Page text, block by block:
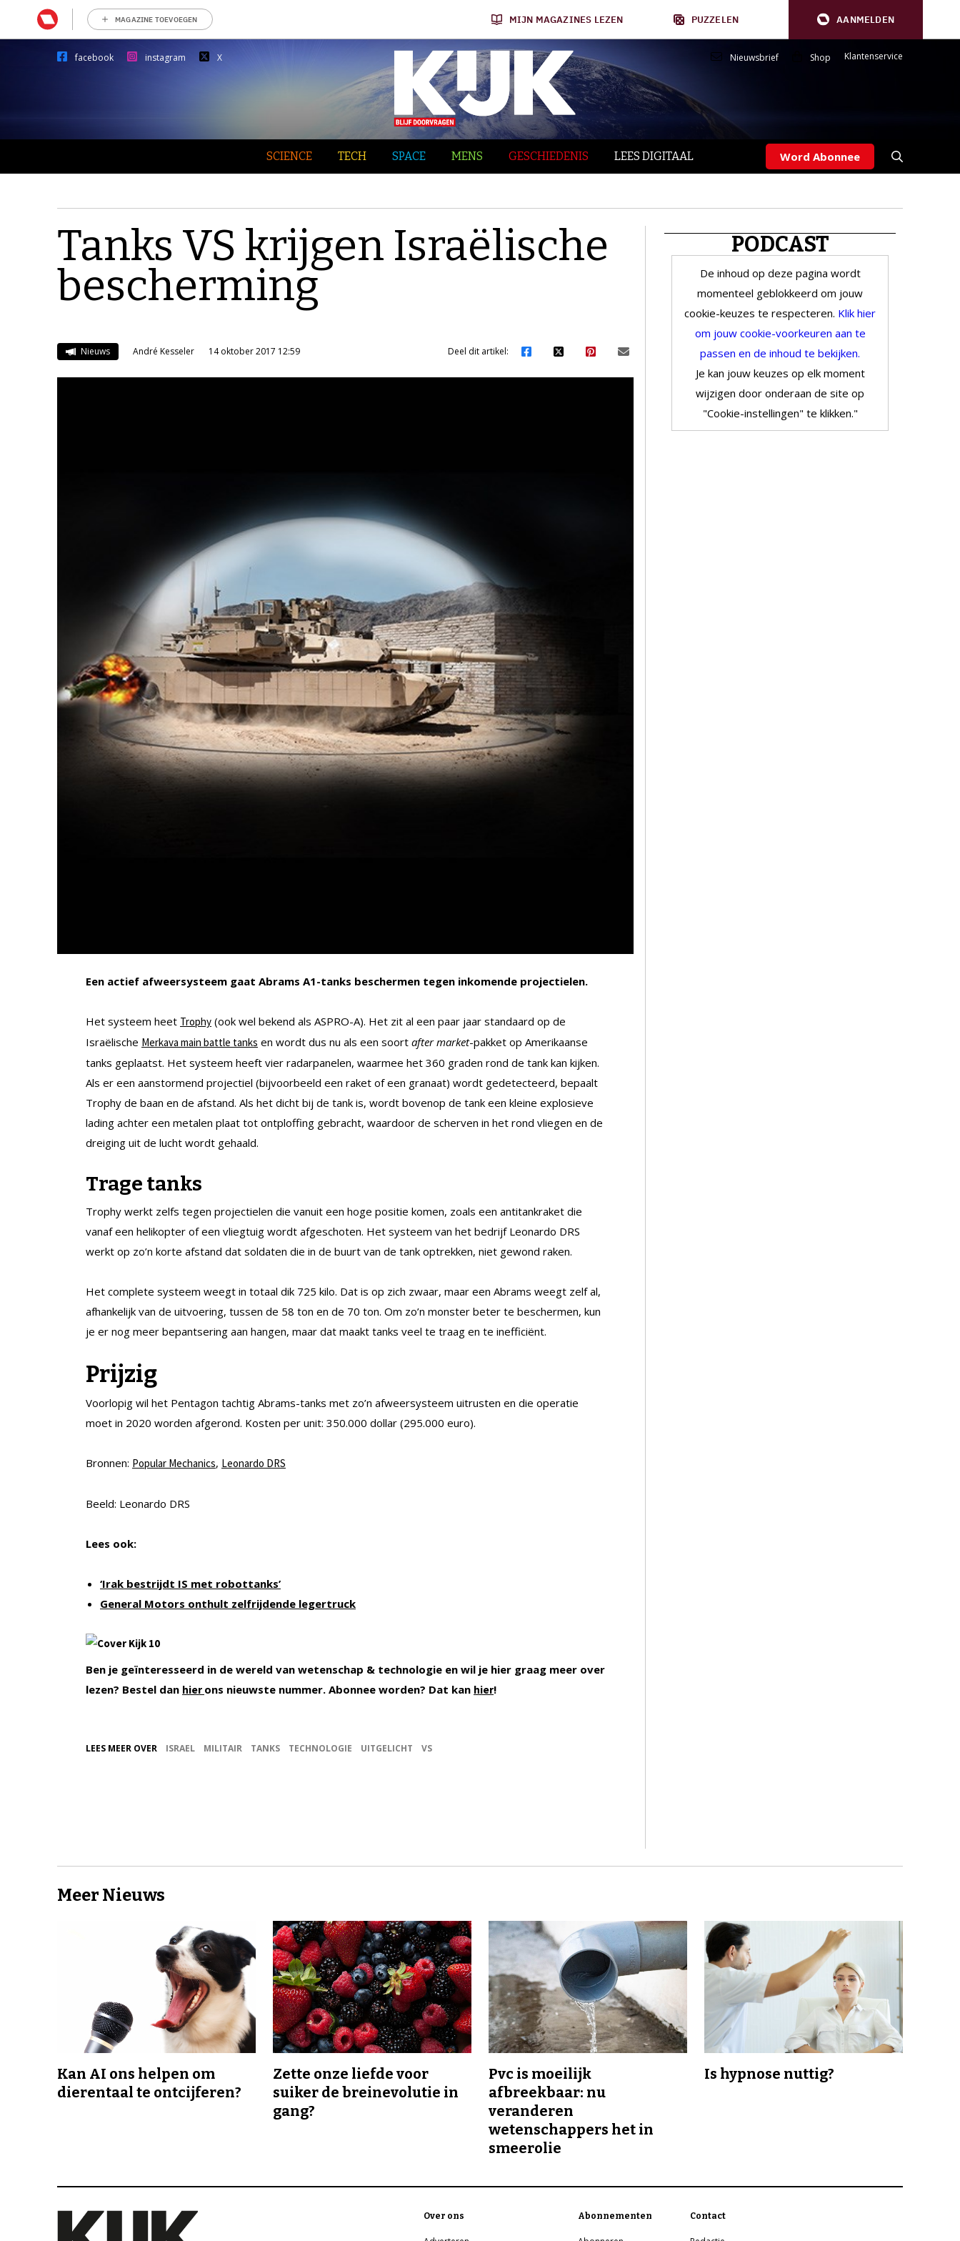
MAGAZINE TOEVOEGEN MIJN MAGAZINES LEZEN PUZZELEN AANMELDEN
facebook instagram X Nieuwsbrief Shop Klantenservice
SCIENCE TECH SPACE MENS GESCHIEDENIS LEES DIGITAAL Word Abonnee
Tanks VS krijgen Israëlische
bescherming
Nieuws André Kesseler 14 oktober 2017 12:59 Deel dit artikel:
Een actief afweersysteem gaat Abrams A1-tanks beschermen tegen inkomende projectielen.
Het systeem heet Trophy (ook wel bekend als ASPRO-A). Het zit al een paar jaar standaard op de
Israëlische Merkava main battle tanks en wordt dus nu als een soort after market-pakket op Amerikaanse
tanks geplaatst. Het systeem heeft vier radarpanelen, waarmee het 360 graden rond de tank kan kijken.
Als er een aanstormend projectiel (bijvoorbeeld een raket of een granaat) wordt gedetecteerd, bepaalt
Trophy de baan en de afstand. Als het dicht bij de tank is, wordt bovenop de tank een kleine explosieve
lading achter een metalen plaat tot ontploffing gebracht, waardoor de scherven in het rond vliegen en de
dreiging uit de lucht wordt gehaald.
Trage tanks
Trophy werkt zelfs tegen projectielen die vanuit een hoge positie komen, zoals een antitankraket die
vanaf een helikopter of een vliegtuig wordt afgeschoten. Het systeem van het bedrijf Leonardo DRS
werkt op zo’n korte afstand dat soldaten die in de buurt van de tank optrekken, niet gewond raken.
Het complete systeem weegt in totaal dik 725 kilo. Dat is op zich zwaar, maar een Abrams weegt zelf al,
afhankelijk van de uitvoering, tussen de 58 ton en de 70 ton. Om zo’n monster beter te beschermen, kun
je er nog meer bepantsering aan hangen, maar dat maakt tanks veel te traag en te inefficiënt.
Prijzig
Voorlopig wil het Pentagon tachtig Abrams-tanks met zo’n afweersysteem uitrusten en die operatie
moet in 2020 worden afgerond. Kosten per unit: 350.000 dollar (295.000 euro).
Bronnen: Popular Mechanics, Leonardo DRS
Beeld: Leonardo DRS
Lees ook:
‘Irak bestrijdt IS met robottanks’
General Motors onthult zelfrijdende legertruck
Ben je geïnteresseerd in de wereld van wetenschap & technologie en wil je hier graag meer over
lezen? Bestel dan hier ons nieuwste nummer. Abonnee worden? Dat kan hier!
LEES MEER OVER ISRAEL MILITAIR TANKS TECHNOLOGIE UITGELICHT VS
PODCAST
De inhoud op deze pagina wordt
momenteel geblokkeerd om jouw
cookie-keuzes te respecteren. Klik hier
om jouw cookie-voorkeuren aan te
passen en de inhoud te bekijken.
Je kan jouw keuzes op elk moment
wijzigen door onderaan de site op
"Cookie-instellingen" te klikken."
Meer Nieuws
Kan AI ons helpen om
dierentaal te ontcijferen?
Zette onze liefde voor
suiker de breinevolutie in
gang?
Pvc is moeilijk
afbreekbaar: nu
veranderen
wetenschappers het in
smeerolie
Is hypnose nuttig?
Over ons Abonnementen Contact